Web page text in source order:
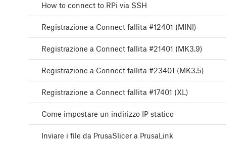
How to connect to RPi via SSH
Registrazione a Connect fallita #12401 (MINI)
Registrazione a Connect fallita #21401 (MK3.9)
Registrazione a Connect fallita #23401 (MK3.5)
Registrazione a Connect fallita #17401 (XL)
Come impostare un indirizzo IP statico
Inviare i file da PrusaSlicer a PrusaLink